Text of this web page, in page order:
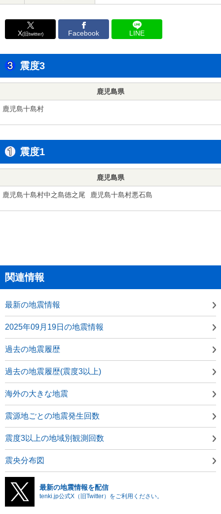
X(旧twitter) Facebook LINE
震度3
鹿児島県
鹿児島十島村
震度1
鹿児島県
鹿児島十島村中之島徳之尾 鹿児島十島村悪石島
関連情報
最新の地震情報
2025年09月19日の地震情報
過去の地震履歴
過去の地震履歴(震度3以上)
海外の大きな地震
震源地ごとの地震発生回数
震度3以上の地域別観測回数
震央分布図
最新の地震情報を配信
tenki.jp公式X（旧Twitter）をご利用ください。